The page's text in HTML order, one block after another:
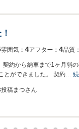
雰囲気： 4アフター： 4品質：
約から納車まで1ヶ月弱
とができました。 契約…
稿まつさん